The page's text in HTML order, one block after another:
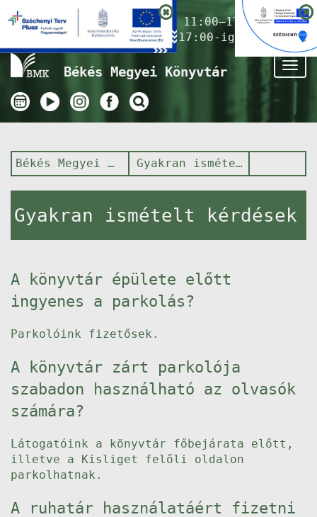
Nyitvatartás ma:11:00–17:00
(Gyermekkönyvtár 17:00-ig)
Békés Megyei Könyvtár
Békés Megyei Könyvtár Gyakran ismételt kérdések
Gyakran ismételt kérdések
A könyvtár épülete előtt
ingyenes a parkolás?
Parkolóink fizetősek.
A könyvtár zárt parkolója
szabadon használható az olvasók
számára?
Látogatóink a könyvtár főbejárata előtt,
illetve a Kisliget felőli oldalon
parkolhatnak.
A ruhatár használatáért fizetni